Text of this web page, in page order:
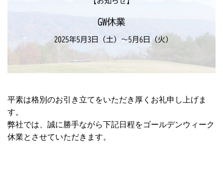
平素は格別のお引き立てをいただき厚くお礼申し上げま
す。
弊社では、誠に勝手ながら下記日程をゴールデンウィーク
休業とさせていただきます。